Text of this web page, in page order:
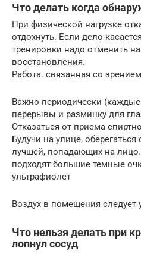
Что делать когда
При физической нагрузке
отдохнуть. Если дело
тренировки надо отменить
восстановления.
Работа. связанная со
Важно периодически
перерывы и разминку для
Отказаться от приема
Будучи на улице,
лучшей, попадающих на
подходят большие темные
ультрафиолет
Воздух в помещения следует
Что нельзя делать при
лопнул сосуд